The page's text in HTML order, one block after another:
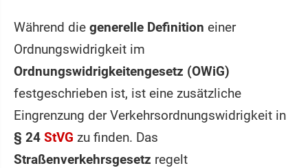
Während die generelle Definition einer
Ordnungswidrigkeit im
Ordnungswidrigkeitengesetz (OWiG)
festgeschrieben ist, ist eine zusätzliche
Eingrenzung der Verkehrsordnungswidrigkeit in
§ 24 StVG zu finden. Das
Straßenverkehrsgesetz regelt